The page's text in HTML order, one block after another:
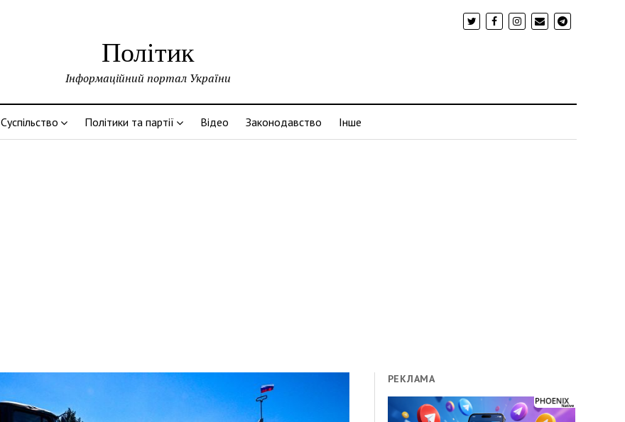
Політик
Інформаційний портал України
Суспільство Політики та партії Відео Законодавство Інше
РЕКЛАМА